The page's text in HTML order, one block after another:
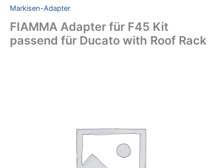
Markisen-Adapter
FIAMMA Adapter für F45 Kit
passend für Ducato with Roof Rack